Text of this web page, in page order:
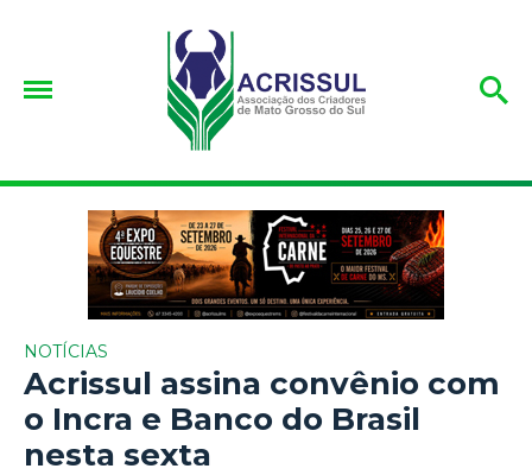
NOTÍCIAS
Acrissul assina convênio com
o Incra e Banco do Brasil
nesta sexta